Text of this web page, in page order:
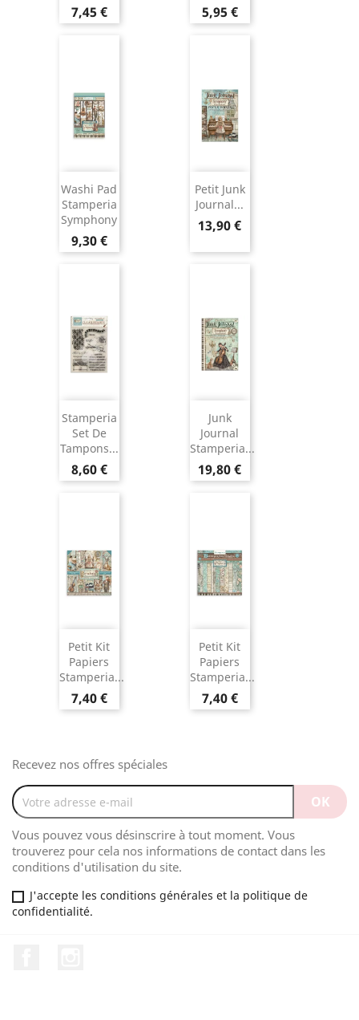
7,45 € 5,95 €
Washi Pad
Stamperia
Symphony
9,30 €
Petit Junk
Journal...
13,90 €
Stamperia
Set De
Tampons...
8,60 €
Junk
Journal
Stamperia...
19,80 €
Petit Kit
Papiers
Stamperia...
7,40 €
Petit Kit
Papiers
Stamperia...
7,40 €
Recevez nos offres spéciales
Vous pouvez vous désinscrire à tout moment. Vous
trouverez pour cela nos informations de contact dans les
conditions d'utilisation du site.
J'accepte les conditions générales et la politique de
confidentialité.